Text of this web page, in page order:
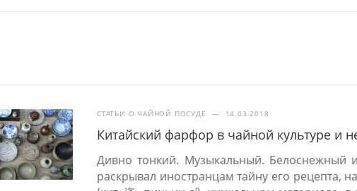
СТАТЬИ О ЧАЙНОЙ ПОСУДЕ — 14.03.2018
Китайский фарфор в чайной культуре и
Дивно тонкий. Музыкальный. Белоснежный
раскрывал иностранцам тайну его рецепта,